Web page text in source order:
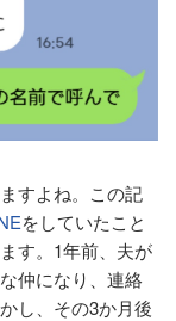
すよね。この記
をしていたこと
す。1年前、夫が
仲になり、連絡
し、その3か月後